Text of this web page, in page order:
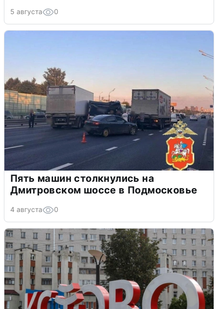
5 августа 0
Пять машин столкнулись на
Дмитровском шоссе в Подмосковье
4 августа 0